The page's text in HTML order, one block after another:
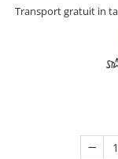
Transport gratuit in